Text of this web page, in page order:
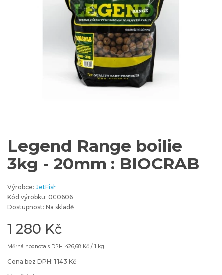
Legend Range boilie
3kg - 20mm : BIOCRAB
Výrobce: JetFish
Kód výrobku: 000606
Dostupnost: Na skladě
1 280 Kč
Měrná hodnota s DPH: 426,68 Kč / 1 kg
Cena bez DPH: 1 143 Kč